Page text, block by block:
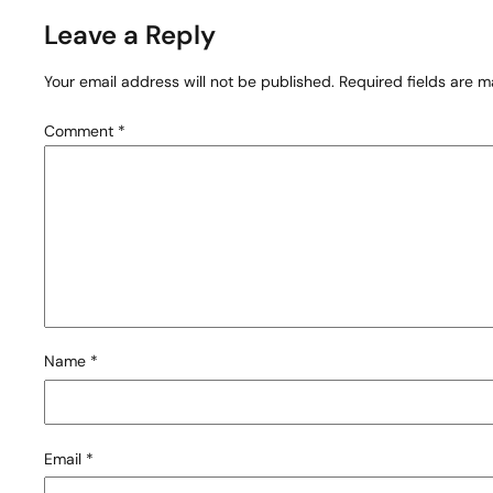
Leave a Reply
Your email address will not be published. Required fields are
Comment *
Name *
Email *